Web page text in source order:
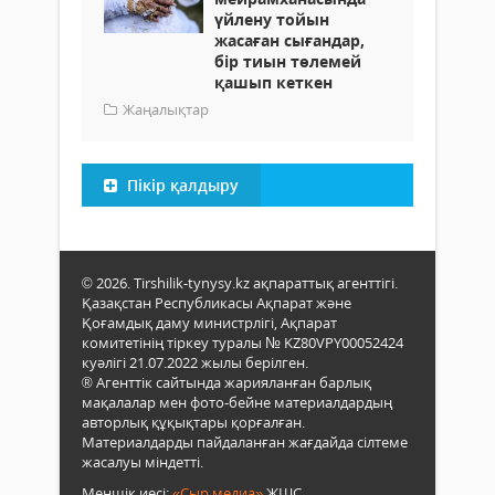
үйлену тойын
жасаған сығандар,
бір тиын төлемей
қашып кеткен
Жаңалықтар
Пікір қалдыру
© 2026. Tirshilik-tynysy.kz ақпараттық агенттігі.
Қазақстан Республикасы Ақпарат және
Қоғамдық даму министрлігі, Ақпарат
комитетінің тіркеу туралы № KZ80VPY00052424
куәлігі 21.07.2022 жылы берілген.
® Агенттік сайтында жарияланған барлық
мақалалар мен фото-бейне материалдардың
авторлық құқықтары қорғалған.
Материалдарды пайдаланған жағдайда сілтеме
жасалуы міндетті.